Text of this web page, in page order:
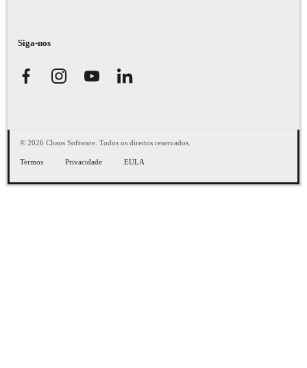
Siga-nos
© 2026 Chaos Software. Todos os direitos reservados.
Termos Privacidade EULA